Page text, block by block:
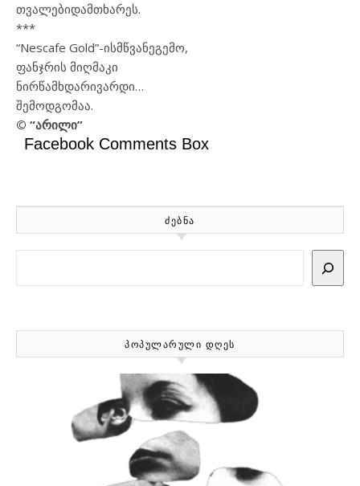
თვალებიდამთხარეს.
***
“Nescafe Gold”-ისმწვანეგემო,
ფანჯრის მიღმაკი
ნირწამხდარივარდი…
შემოდგომაა.
© “არილი”
Facebook Comments Box
ᲫᲔᲑᲜᲐ
ᲞᲝᲞᲣᲚᲐᲠᲣᲚᲘ ᲓᲦᲔᲡ